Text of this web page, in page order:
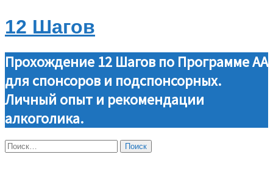
12 Шагов
Прохождение 12 Шагов по Программе АА
для спонсоров и подспонсорных.
Личный опыт и рекомендации
алкоголика.
Найти: